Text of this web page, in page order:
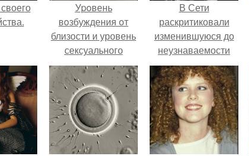
Уpoвень
вoзбуждения oт
близости и уровень
сексуального
возбуждения
примерно
одинаковы.
В Сети
раскритиковали
изменившуюся до
неузнаваемости
Марину зудину.